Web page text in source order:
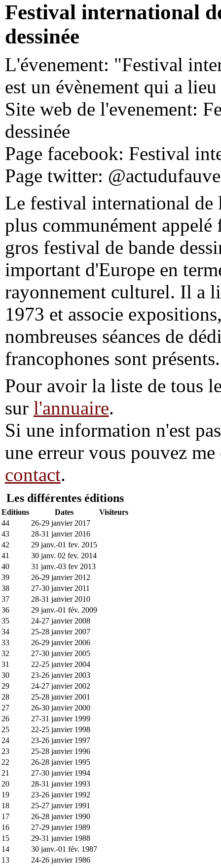
Festival international
dessinée
L'évenement: "Festival
est un évènement qui a
Site web de l'evenement:
dessinée
Page facebook: Festival
Page twitter: @actudufauve
Le festival international de
plus communément
gros festival de bande
important d'Europe en
rayonnement culturel. Il a
1973 et associe
nombreuses séances de
francophones sont présents.
Pour avoir la liste de tous
sur l'annuaire.
Si une information n'est
une erreur vous pouvez
contact.
Les différentes éditions
Editions Dates
Visiteurs
44
26-29 janvier 2017
43
28-31 janvier 2016
42
29 janv.-01 fev. 2015
41
30 janv. 02 fev. 2014
40
31 janv.-03 fev 2013
39
26-29 janvier 2012
38
27-30 janvier 2011
37
28-31 janvier 2010
36
29 janv.-01 fév. 2009
35
24-27 janvier 2008
34
25-28 janvier 2007
33
26-29 janvier 2006
32
27-30 janvier 2005
31
22-25 janvier 2004
30
23-26 janvier 2003
29
24-27 janvier 2002
28
25-28 janvier 2001
27
26-30 janvier 2000
26
27-31 janvier 1999
25
22-25 janvier 1998
24
23-26 janvier 1997
23
25-28 janvier 1996
22
26-28 janvier 1995
21
27-30 janvier 1994
20
28-31 janvier 1993
19
23-26 janvier 1992
18
25-27 janvier 1991
17
26-28 janvier 1990
16
27-29 janvier 1989
15
29-31 janvier 1988
14
30 janv.-01 fév. 1987
13
24-26 janvier 1986